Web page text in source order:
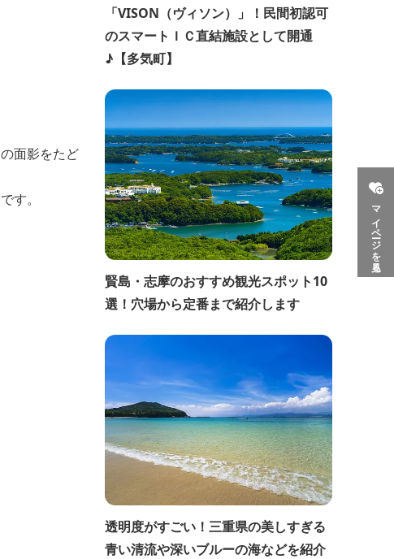
マイページを見る
面影をたど
す。
「VISON（ヴィソン）」！民間初認可
のスマートＩＣ直結施設として開通
♪【多気町】
賢島・志摩のおすすめ観光スポット10
選！穴場から定番まで紹介します
透明度がすごい！三重県の美しすぎる
青い清流や深いブルーの海などを紹介